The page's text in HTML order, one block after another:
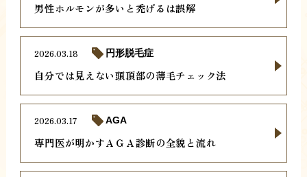
男性ホルモンが多いと禿げるは誤解
自分では見えない頭頂部の薄毛チェック法
2026.03.18 円形脱毛症
専門医が明かすＡＧＡ診断の全貌と流れ
2026.03.17 AGA